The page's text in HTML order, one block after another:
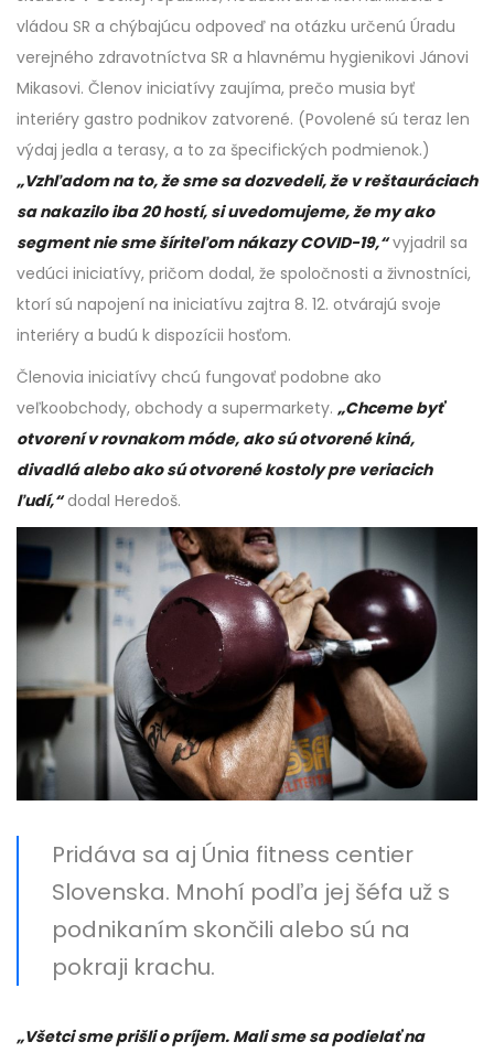
vládou SR a chýbajúcu odpoveď na otázku určenú Úradu
verejného zdravotníctva SR a hlavnému hygienikovi Jánovi
Mikasovi. Členov iniciatívy zaujíma, prečo musia byť
interiéry gastro podnikov zatvorené. (Povolené sú teraz len
výdaj jedla a terasy, a to za špecifických podmienok.)
„Vzhľadom na to, že sme sa dozvedeli, že v reštauráciach
sa nakazilo iba 20 hostí, si uvedomujeme, že my ako
segment nie sme šíriteľom nákazy COVID-19,“vyjadril sa
vedúci iniciatívy, pričom dodal, že spoločnosti a živnostníci,
ktorí sú napojení na iniciatívu zajtra 8. 12. otvárajú svoje
interiéry a budú k dispozícii hosťom.
Členovia iniciatívy chcú fungovať podobne ako
veľkoobchody, obchody a supermarkety. „Chceme byť
otvorení v rovnakom móde, ako sú otvorené kiná,
divadlá alebo ako sú otvorené kostoly pre veriacich
ľudí,“dodal Heredoš.
Pridáva sa aj Únia fitness centier
Slovenska. Mnohí podľa jej šéfa už s
podnikaním skončili alebo sú na
pokraji krachu.
„Všetci sme prišli o príjem. Mali sme sa podielať na